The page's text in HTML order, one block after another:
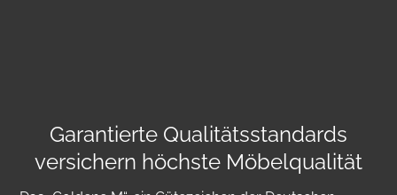
Garantierte Qualitätsstandards
versichern höchste Möbelqualität